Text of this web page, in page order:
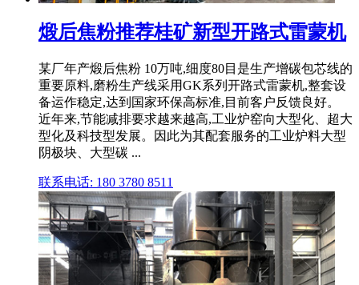
煅后焦粉推荐桂矿新型开路式雷蒙机
某厂年产煅后焦粉 10万吨,细度80目是生产增碳包芯线的
重要原料,磨粉生产线采用GK系列开路式雷蒙机,整套设
备运作稳定,达到国家环保高标准,目前客户反馈良好。
近年来,节能减排要求越来越高,工业炉窑向大型化、超大
型化及科技型发展。因此为其配套服务的工业炉料大型
阴极块、大型碳 ...
联系电话: 180 3780 8511